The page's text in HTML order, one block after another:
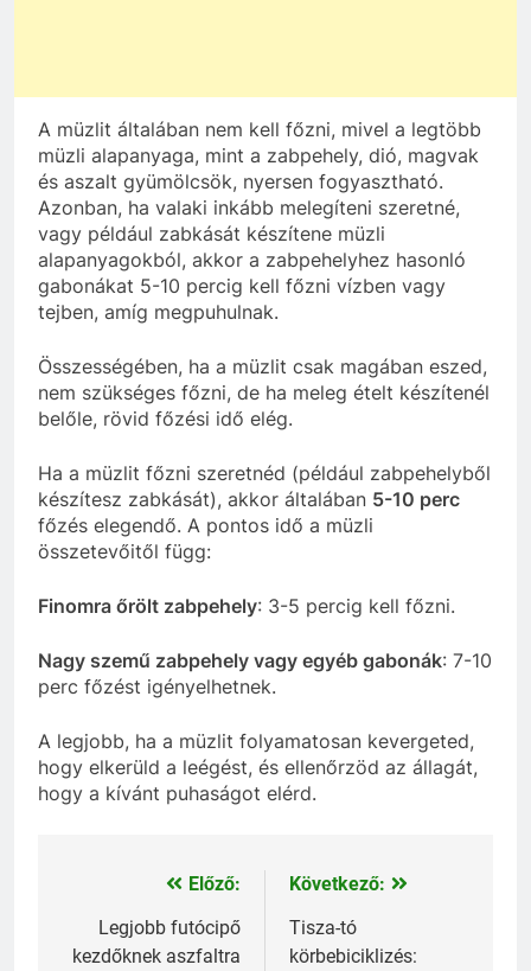
A müzlit általában nem kell főzni, mivel a legtöbb
müzli alapanyaga, mint a zabpehely, dió, magvak
és aszalt gyümölcsök, nyersen fogyasztható.
Azonban, ha valaki inkább melegíteni szeretné,
vagy például zabkását készítene müzli
alapanyagokból, akkor a zabpehelyhez hasonló
gabonákat 5-10 percig kell főzni vízben vagy
tejben, amíg megpuhulnak.
Összességében, ha a müzlit csak magában eszed,
nem szükséges főzni, de ha meleg ételt készítenél
belőle, rövid főzési idő elég.
Ha a müzlit főzni szeretnéd (például zabpehelyből
készítesz zabkását), akkor általában 5-10 perc
főzés elegendő. A pontos idő a müzli
összetevőitől függ:
Finomra őrölt zabpehely: 3-5 percig kell főzni.
Nagy szemű zabpehely vagy egyéb gabonák: 7-10
perc főzést igényelhetnek.
A legjobb, ha a müzlit folyamatosan kevergeted,
hogy elkerüld a leégést, és ellenőrzöd az állagát,
hogy a kívánt puhaságot elérd.
Bejegyzés
navigáció
Előző:
Legjobb futócipő
kezdőknek aszfaltra
Következő:
Tisza-tó
körbebiciklizés: